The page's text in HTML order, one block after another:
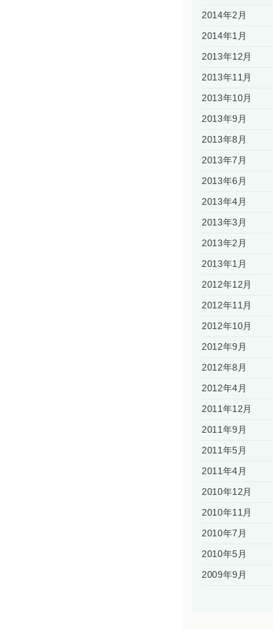
2014年2月
2014年1月
2013年12月
2013年11月
2013年10月
2013年9月
2013年8月
2013年7月
2013年6月
2013年4月
2013年3月
2013年2月
2013年1月
2012年12月
2012年11月
2012年10月
2012年9月
2012年8月
2012年4月
2011年12月
2011年9月
2011年5月
2011年4月
2010年12月
2010年11月
2010年7月
2010年5月
2009年9月